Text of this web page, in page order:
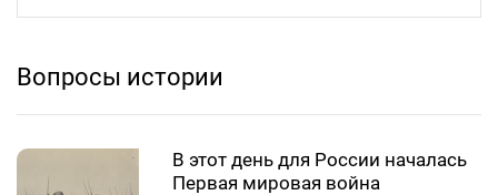
Вопросы истории
В этот день для России началась
Первая мировая война